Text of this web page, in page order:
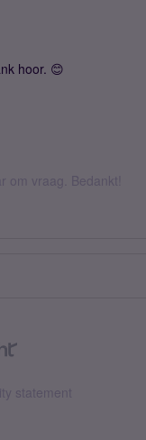
hoor. 😊
om vraag. Bedankt!
statement